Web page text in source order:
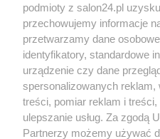
Społeczeństwo
Kultura
X Facebook
podmioty z salon24.pl
przechowujemy informacje
przetwarzamy dane
identyfikatory, standardowe
urządzenie czy dane
spersonalizowanych
treści, pomiar reklam i
ulepszanie usług. Za zgodą
Partnerzy możemy używać